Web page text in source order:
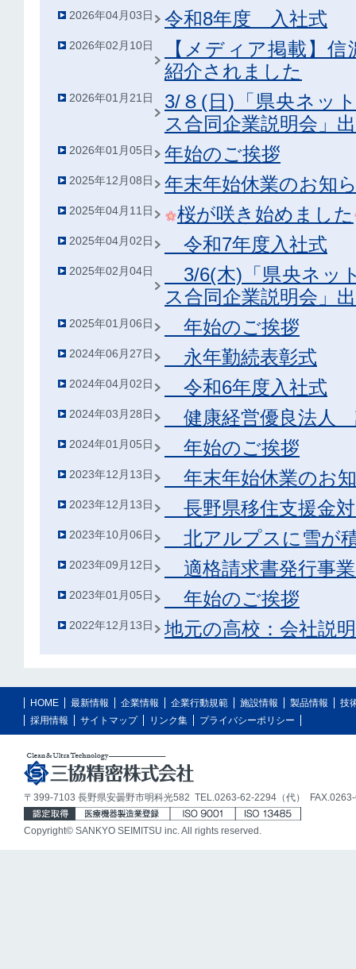
2026年04月03日 令和8年度 入社式
2026年02月10日
【メディア掲載】
紹介されました
2026年01月21日
3/８(日)「県央ネッ
ス合同企業説明会」
2026年01月05日 年始のご挨拶
2025年12月08日 年末年始休業のお知
2025年04月11日 桜が咲き始めました
2025年04月02日 令和7年度入社式
2025年02月04日
3/6(木)「県央ネッ
ス合同企業説明会」
2025年01月06日 年始のご挨拶
2024年06月27日 永年勤続表彰式
2024年04月02日 令和6年度入社式
2024年03月28日 健康経営優良法人
2024年01月05日 年始のご挨拶
2023年12月13日 年末年始休業のお
2023年12月13日 長野県移住支援金
2023年10月06日 北アルプスに雪が
2023年09月12日 適格請求書発行事
2023年01月05日 年始のご挨拶
2022年12月13日 地元の高校：会社説
HOME 最新情報 企業情報 企業行動規範 施設情報 製品情報
技
採用情報
サイトマップ リンク集 プライバシーポリシー
〒399-7103 長野県安曇野市明科光582 TEL.0263-62-2294（代）
Copyright© SANKYO SEIMITSU inc. All rights reserved.